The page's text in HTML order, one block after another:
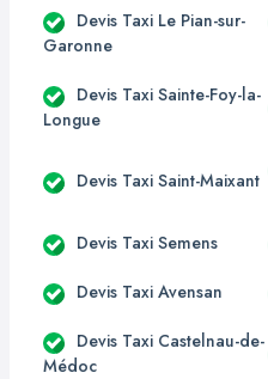
Devis Taxi Le Pian-sur-
Garonne
Devis Taxi Sainte-Foy-la-
Longue
Devis Taxi Saint-Maixant
Devis Taxi Semens
Devis Taxi Avensan
Devis Taxi Castelnau-de-
Médoc